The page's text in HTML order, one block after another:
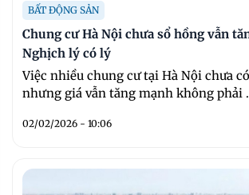
BẤT ĐỘNG SẢN
Chung cư Hà Nội chưa sổ hồng vẫn
Nghịch lý có lý
Việc nhiều chung cư tại Hà Nội chưa
nhưng giá vẫn tăng mạnh không phải
02/02/2026 - 10:06